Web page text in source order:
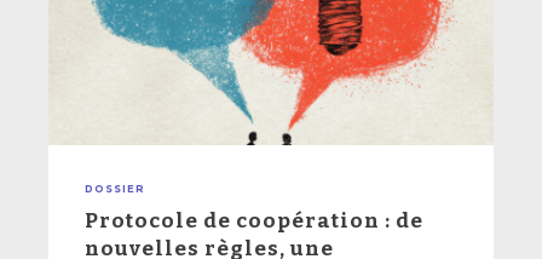
DOSSIER
Protocole de coopération : de
nouvelles règles, une